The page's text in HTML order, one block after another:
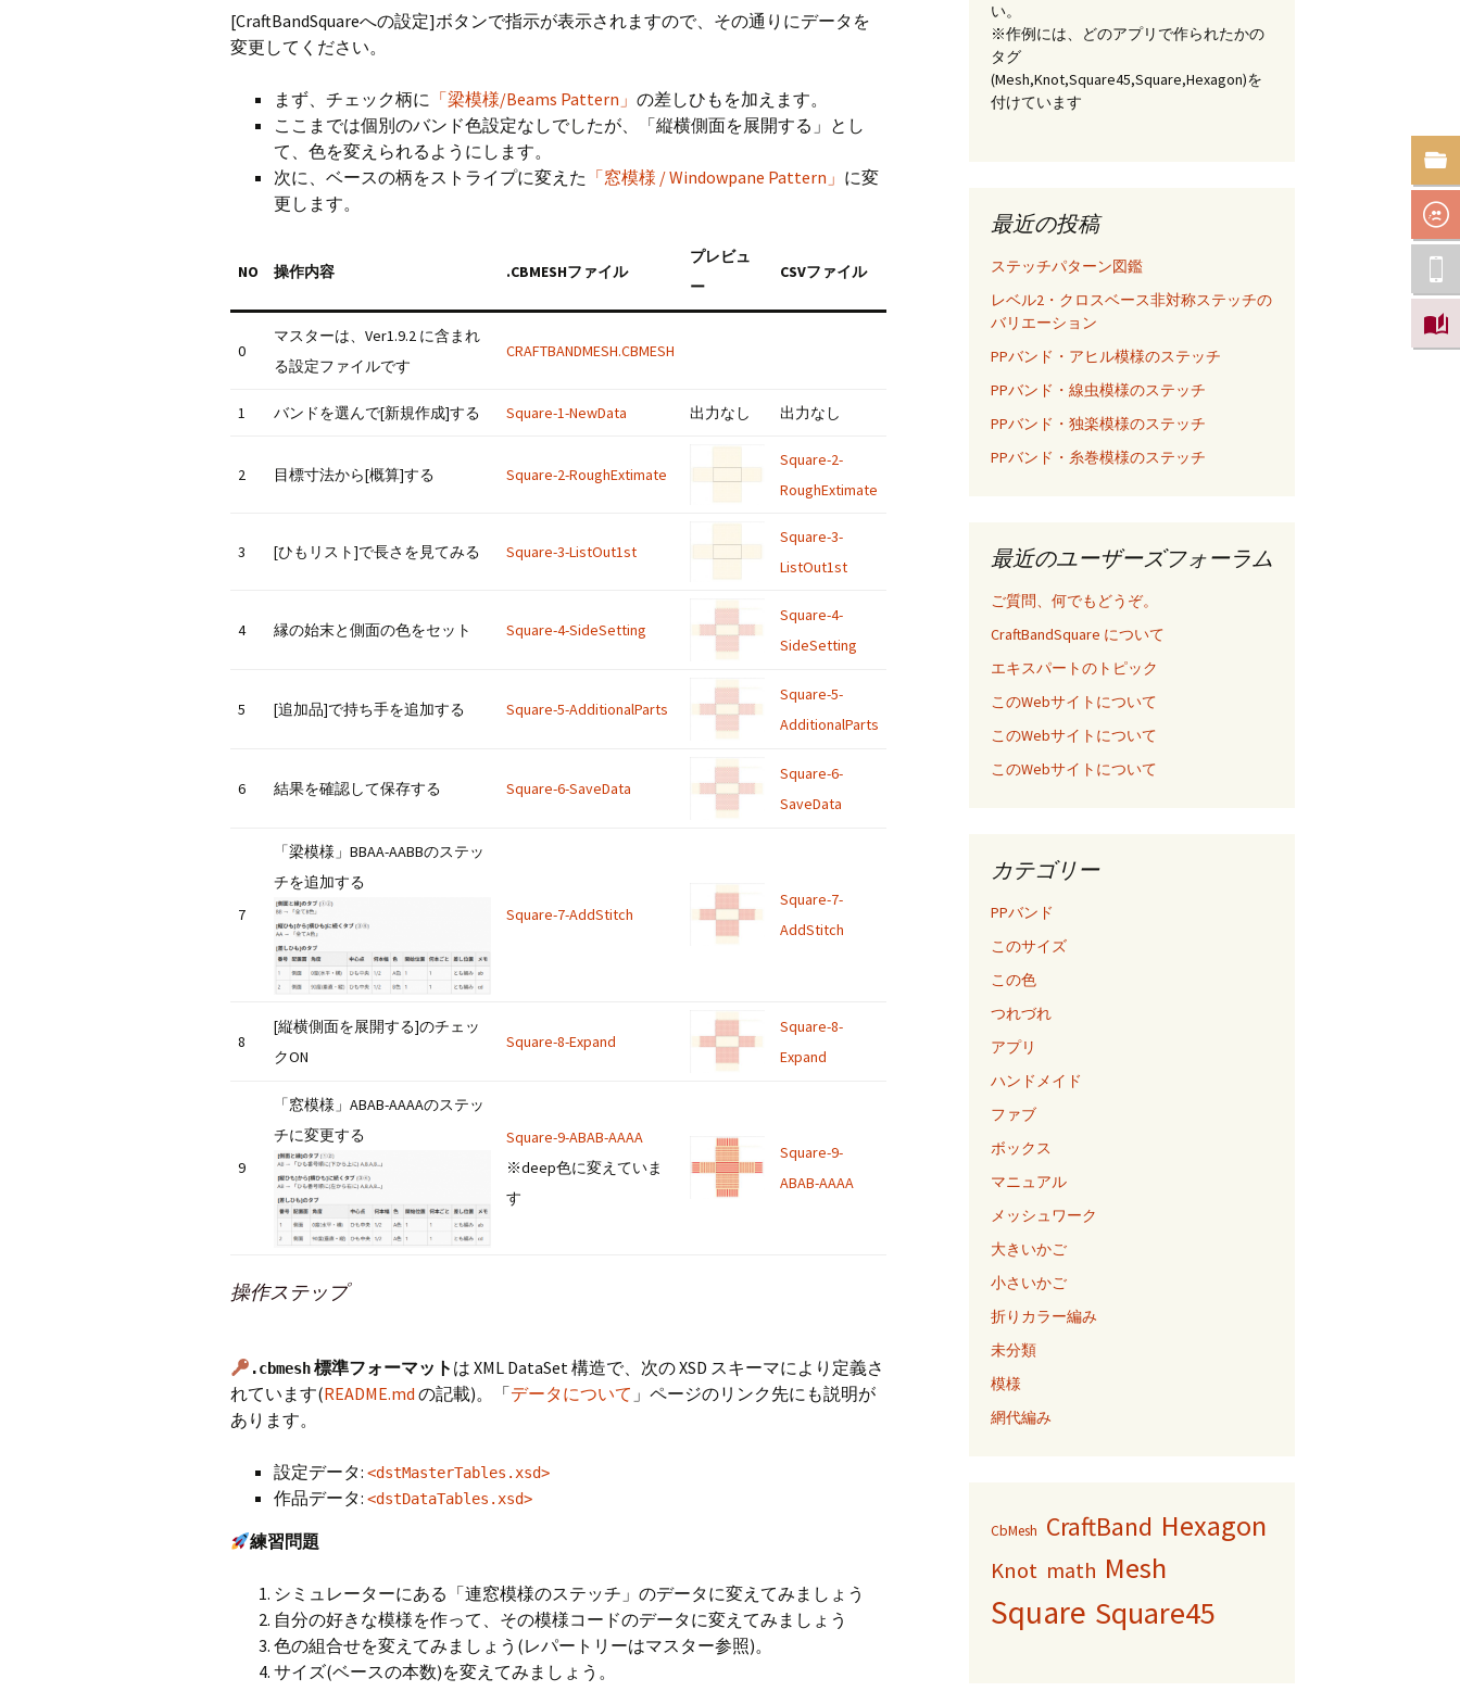
[CraftBandSquareへの設定]ボタンで指示が表示されますので、その通りにデータを
変更してください。
まず、チェック柄に 「梁模様/Beams Pattern」 の差しひもを加えます。
ここまでは個別のバンド色設定なしでしたが、「縦横側面を展開する」とし
て、色を変えられるようにします。
次に、ベースの柄をストライプに変えた 「窓模様 / Windowpane Pattern」 に変
更します。
NO 操作内容 .CBMESHファイル
プレビュ
ー
CSVファイル
0
マスターは、Ver1.9.2 に含まれ
る設定ファイルです
CRAFTBANDMESH.CBMESH
1 バンドを選んで[新規作成]する Square-1-NewData 出力なし 出力なし
2 目標寸法から[概算]する Square-2-RoughExtimate
Square-2-
RoughExtimate
3 [ひもリスト]で長さを見てみる Square-3-ListOut1st
Square-3-
ListOut1st
4 縁の始末と側面の色をセット Square-4-SideSetting
Square-4-
SideSetting
5 [追加品]で持ち手を追加する Square-5-AdditionalParts
Square-5-
AdditionalParts
6 結果を確認して保存する Square-6-SaveData
Square-6-
SaveData
7
「梁模様」BBAA-AABBのステッ
チを追加する
Square-7-AddStitch
Square-7-
AddStitch
8
[縦横側面を展開する]のチェッ
クON
Square-8-Expand
Square-8-
Expand
9
「窓模様」ABAB-AAAAのステッ
チに変更する
Square-9-ABAB-AAAA
※deep色に変えていま
す
Square-9-
ABAB-AAAA
操作ステップ
.cbmesh標準フォーマット は XML DataSet 構造で、次の XSD スキーマにより定義さ
れています(README.md の記載)。「データについて 」ページのリンク先にも説明が
あります。
設定データ: <dstMasterTables.xsd>
作品データ: <dstDataTables.xsd>
練習問題
シミュレーターにある「連窓模様のステッチ」のデータに変えてみましょう
自分の好きな模様を作って、その模様コードのデータに変えてみましょう
色の組合せを変えてみましょう(レパートリーはマスター参照)。
サイズ(ベースの本数)を変えてみましょう。
い。
※作例には、どのアプリで作られたかの
タグ
(Mesh,Knot,Square45,Square,Hexagon)を
付けています
最近の投稿
ステッチパターン図鑑
レベル2・クロスベース非対称ステッチの
バリエーション
PPバンド・アヒル模様のステッチ
PPバンド・線虫模様のステッチ
PPバンド・独楽模様のステッチ
PPバンド・糸巻模様のステッチ
最近のユーザーズフォーラム
ご質問、何でもどうぞ。
CraftBandSquare について
エキスパートのトピック
このWebサイトについて
このWebサイトについて
このWebサイトについて
カテゴリー
PPバンド
このサイズ
この色
つれづれ
アプリ
ハンドメイド
ファブ
ボックス
マニュアル
メッシュワーク
大きいかご
小さいかご
折りカラー編み
未分類
模様
網代編み
CbMesh CraftBand Hexagon
Knot math Mesh
Square Square45